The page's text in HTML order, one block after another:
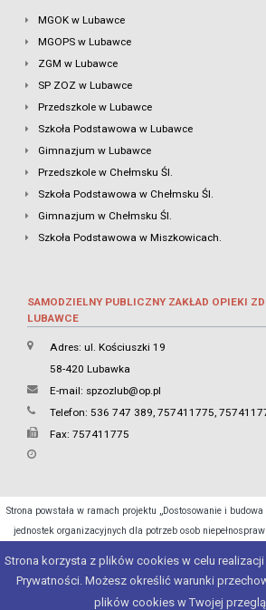
Strona korzysta z plików cookies w celu
Prywatności. Możesz określić warunki
plików cookies w Twojej
MGOK w Lubawce
MGOPS w Lubawce
ZGM w Lubawce
SP ZOZ w Lubawce
Przedszkole w Lubawce
Szkoła Podstawowa w Lubawce
Gimnazjum w Lubawce
Przedszkole w Chełmsku Śl.
Szkoła Podstawowa w Chełmsku Śl.
Gimnazjum w Chełmsku Śl.
Szkoła Podstawowa w Miszkowicach.
SAMODZIELNY PUBLICZNY ZAKŁAD OPIEKI
LUBAWCE
Adres: ul. Kościuszki 19
58-420 Lubawka
E-mail: spzozlub@op.pl
Telefon: 536 747 389, 757411775,
Fax: 757411775
Strona powstała w ramach projektu „Dostosowanie i
jednostek organizacyjnych dla potrzeb osob
Copyright 2015 - 2026 © Urząd Miasta Lubawka
Projekt i realizacja:e4web studio | Silnik: